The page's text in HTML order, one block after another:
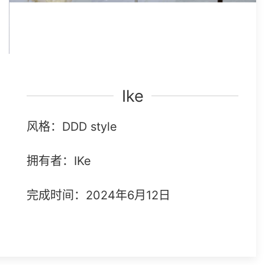
Ike
风格：DDD style
拥有者：IKe
完成时间：2024年6月12日